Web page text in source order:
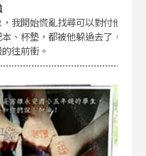
我開始慌亂找尋可以對付他
、杯墊，都被他躲過去了，
往前衝。